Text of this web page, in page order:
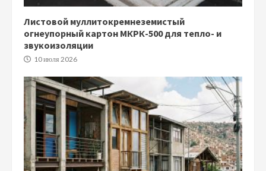
Листовой муллитокремнеземистый
огнеупорный картон МКРК-500 для тепло- и
звукоизоляции
10 июля 2026